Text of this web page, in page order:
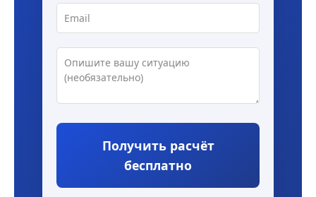
Получить расчёт
бесплатно